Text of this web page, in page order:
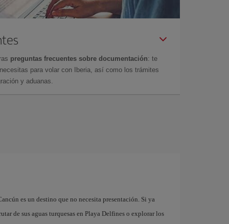
preguntas frecuentes sobre documentación: te
para volar con Iberia, así como los trámites
y aduanas.
es un destino que no necesita presentación. Si ya
de sus aguas turquesas en Playa Delfines o explorar los